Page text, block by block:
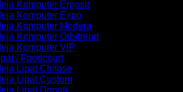
Komputer Ergosit
Komputer Expo
Komputer Modera
Komputer Orbitrend
Komputer VIP
/ Foodcourt
Lipat Chitose
Lipat Custom
Lipat Donati